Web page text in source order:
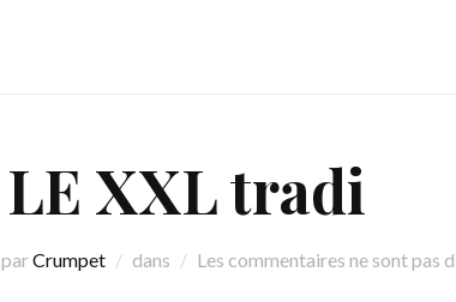
LE XXL tradi
parCrumpet dans Les commentaires ne sont pas